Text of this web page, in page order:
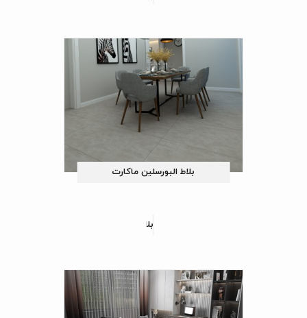
بلاط البورسلین ماکارت
بلاط البورسلین دایان